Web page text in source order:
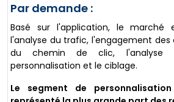
Par demande :
Basé sur l'application, le marché
l'analyse du trafic, l'engagement des
du chemin de clic,
personnalisation et le ciblage.
Le segment de